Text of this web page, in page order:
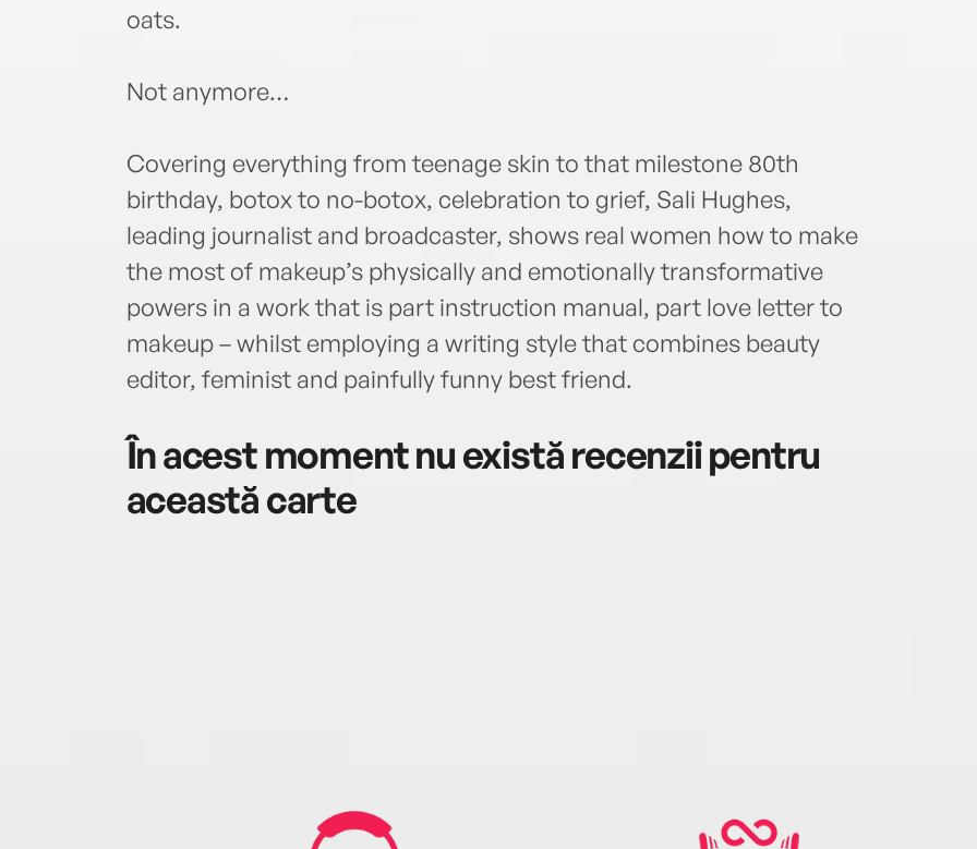
oats.
Not anymore…
Covering everything from teenage skin to that milestone 80th
birthday, botox to no-botox, celebration to grief, Sali Hughes,
leading journalist and broadcaster, shows real women how to make
the most of makeup’s physically and emotionally transformative
powers in a work that is part instruction manual, part love letter to
makeup – whilst employing a writing style that combines beauty
editor, feminist and painfully funny best friend.
În acest moment nu există recenzii pentru
această carte